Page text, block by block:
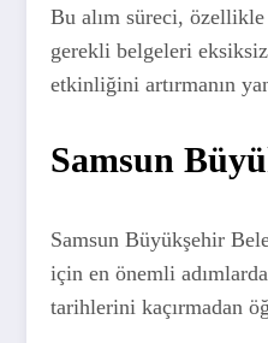
Bu alım süreci,
gerekli belgeleri eksiksiz
etkinliğini artırmanın
Samsun
Samsun Büyükşehir
için en önemli
tarihlerini kaçırmadan